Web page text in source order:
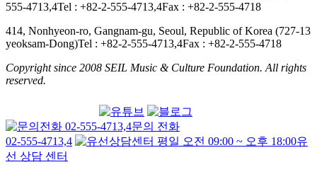
555-4713,4Tel : +82-2-555-4713,4Fax : +82-2-555-4718
414, Nonhyeon-ro, Gangnam-gu, Seoul, Republic of Korea (727-13
yeoksam-Dong)Tel : +82-2-555-4713,4Fax : +82-2-555-4718
Copyright since 2008 SEIL Music & Culture Foundation. All rights
reserved.
문의 전화
02-555-4713,4
유
선 상담 센터